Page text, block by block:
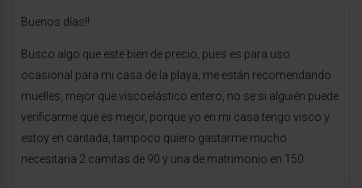
Buenos días!!
Busco algo que este bien de precio, pues es para uso
ocasional para mi casa de la playa, me están recomendando
muelles, mejor que viscoelástico entero, no se si alguién puede
verificarme que es mejor, porque yo en mi casa tengo visco y
estoy en cantada, tampoco quiero gastarme mucho
necesitaria 2 camitas de 90 y una de matrimonio en 150.